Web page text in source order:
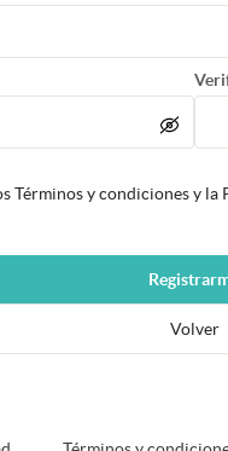
Términos y condiciones y
Volver